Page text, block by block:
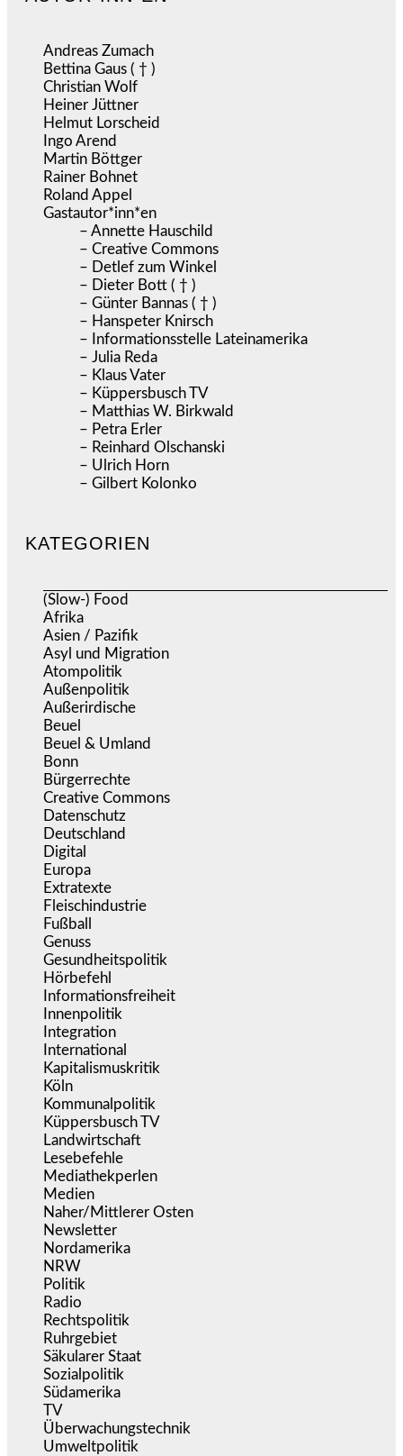
Andreas Zumach
Bettina Gaus ( † )
Christian Wolf
Heiner Jüttner
Helmut Lorscheid
Ingo Arend
Martin Böttger
Rainer Bohnet
Roland Appel
Gastautor*inn*en
– Annette Hauschild
– Creative Commons
– Detlef zum Winkel
– Dieter Bott ( † )
– Günter Bannas ( † )
– Hanspeter Knirsch
– Informationsstelle Lateinamerika
– Julia Reda
– Klaus Vater
– Küppersbusch TV
– Matthias W. Birkwald
– Petra Erler
– Reinhard Olschanski
– Ulrich Horn
– Gilbert Kolonko
KATEGORIEN
(Slow-) Food
Afrika
Asien / Pazifik
Asyl und Migration
Atompolitik
Außenpolitik
Außerirdische
Beuel
Beuel & Umland
Bonn
Bürgerrechte
Creative Commons
Datenschutz
Deutschland
Digital
Europa
Extratexte
Fleischindustrie
Fußball
Genuss
Gesundheitspolitik
Hörbefehl
Informationsfreiheit
Innenpolitik
Integration
International
Kapitalismuskritik
Köln
Kommunalpolitik
Küppersbusch TV
Landwirtschaft
Lesebefehle
Mediathekperlen
Medien
Naher/Mittlerer Osten
Newsletter
Nordamerika
NRW
Politik
Radio
Rechtspolitik
Ruhrgebiet
Säkularer Staat
Sozialpolitik
Südamerika
TV
Überwachungstechnik
Umweltpolitik